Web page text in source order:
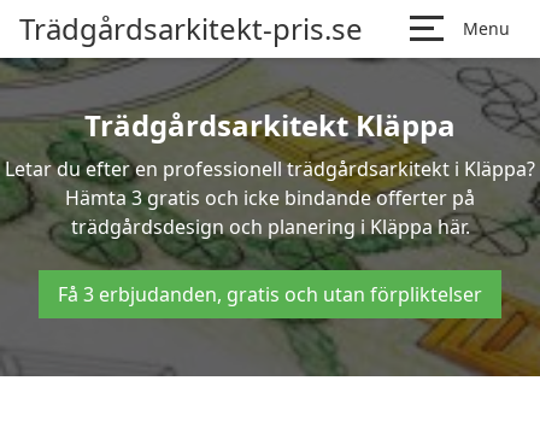
Trädgårdsarkitekt-pris.se Menu
Trädgårdsarkitekt Kläppa
Letar du efter en professionell trädgårdsarkitekt i Kläppa?
Hämta 3 gratis och icke bindande offerter på
trädgårdsdesign och planering i Kläppa här.
Få 3 erbjudanden, gratis och utan förpliktelser